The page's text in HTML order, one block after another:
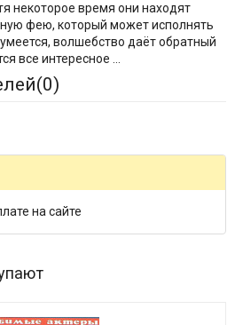
некоторое время они находят
фею, который может исполнять
волшебство даёт обратный
все интересное ...
0)
на сайте